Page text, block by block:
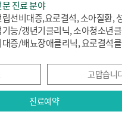
문 진료 분야
립선비대증,요로결석, 소아질환,
기능/갱년기클리닉, 소아청소년
대증/배뇨장애클리닉, 요로결석
고맙습니
진료예약